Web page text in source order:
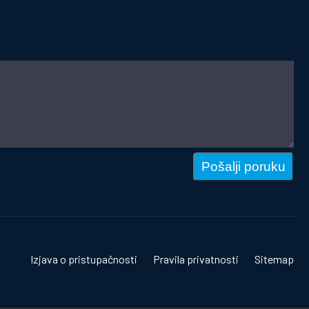
Pošalji poruku
Izjava o pristupačnosti Pravila privatnosti Sitemap